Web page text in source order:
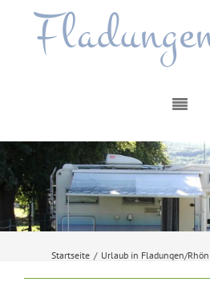
Startseite / Urlaub in Fladungen/Rhön